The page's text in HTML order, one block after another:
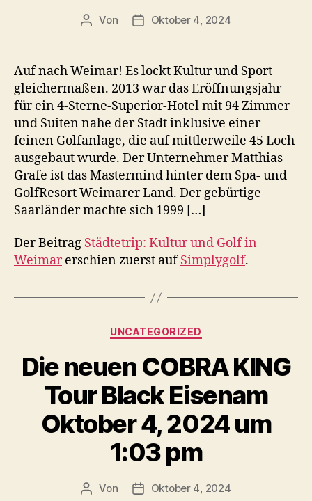
Beitragsautor
Von Veröffentlichungsdatum
Oktober 4, 2024
Auf nach Weimar! Es lockt Kultur und Sport
gleichermaßen. 2013 war das Eröffnungsjahr
für ein 4-Sterne-Superior-Hotel mit 94 Zimmer
und Suiten nahe der Stadt inklusive einer
feinen Golfanlage, die auf mittlerweile 45 Loch
ausgebaut wurde. Der Unternehmer Matthias
Grafe ist das Mastermind hinter dem Spa- und
GolfResort Weimarer Land. Der gebürtige
Saarländer machte sich 1999 […]
Der Beitrag Städtetrip: Kultur und Golf in
Weimarerschien zuerst aufSimplygolf.
Kategorien
UNCATEGORIZED
Die neuen COBRA KING
Tour Black Eisenam
Oktober 4, 2024 um
1:03 pm
Beitragsautor
Von Veröffentlichungsdatum
Oktober 4, 2024